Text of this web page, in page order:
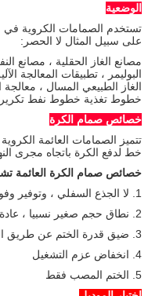
الوضعية
تستخدم الصمامات الكروية في
على سبيل المثال لا الحصر:
مصانع الغاز الحقلية ، مصانع
البوليمر ، تطبيقات المعالجة
الغاز الطبيعي المسال ، معالجة
خطوط تغذية خطوط نفط تكرير
خصائص صمام الكرة
تتميز الصمامات العائمة
خط لدفع الكرة باتجاه مجرى
خصائص صمام الكرة العائمة
1. لا الجذع السفلي ، وتوفير وفورات خلال constrution
2. نطاق حجم صغير نسبيا ، عادة من 1/2 ″ - 12 ″
3. ضيق قدرة الختم عن طريق الكرة على المقعد
4. انخفاض عزم التشغيل
5. الختم المصب فقط